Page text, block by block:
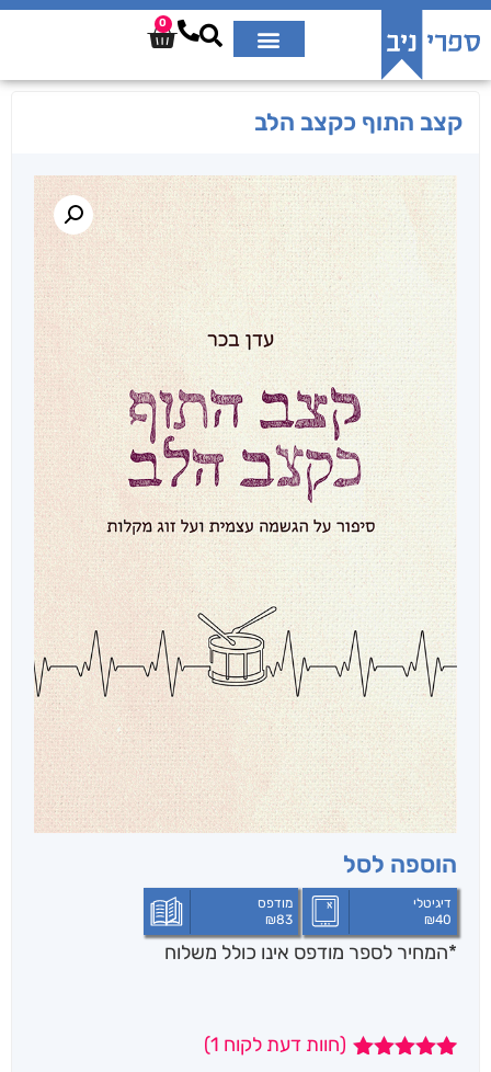
0
קצב התוף כקצב הלב
הוספה לסל
דיגיטלי
₪40
מודפס
₪83
*המחיר לספר מודפס אינו כולל משלוח
(חוות דעת לקוח 1
)